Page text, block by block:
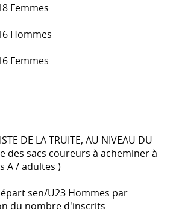
Femmes
Hommes
Femmes
DE LA TRUITE, AU NIVEAU DU
des sacs coureurs à acheminer à
A / adultes )
sen/U23 Hommes par
du nombre d'inscrits